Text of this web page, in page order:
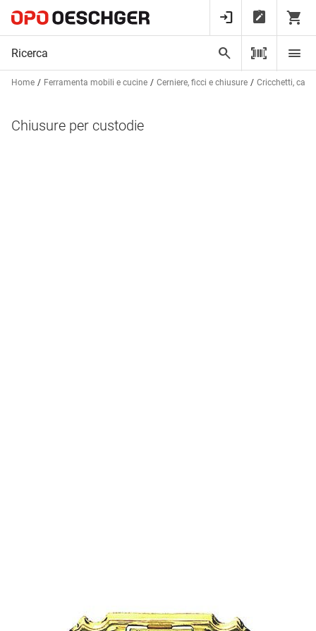
Home Ferramenta mobili e cucine Cerniere, ficci e chiusure Cricchetti,
Chiusure per custodie